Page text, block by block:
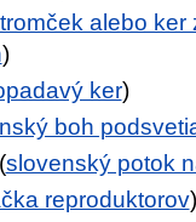
alebo ker
)
ker)
boh
slovenský potok
reproduktorov)